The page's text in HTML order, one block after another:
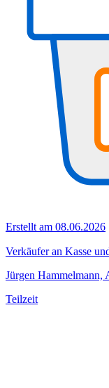
Erstellt am 08.06.2026
Verkäufer an Kasse
Jürgen Hammelmann,
Teilzeit